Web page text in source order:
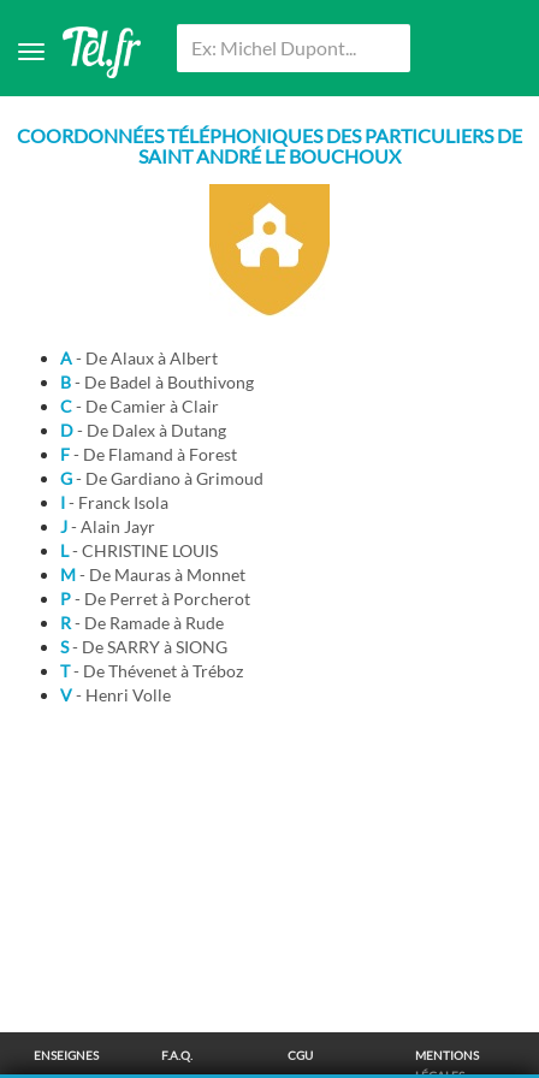
COORDONNÉES TÉLÉPHONIQUES DES PARTICULIERS DE
SAINT ANDRÉ LE BOUCHOUX
A
- De Alaux à Albert
B
- De Badel à Bouthivong
C
- De Camier à Clair
D
- De Dalex à Dutang
F
- De Flamand à Forest
G
- De Gardiano à Grimoud
I
- Franck Isola
J
- Alain Jayr
L
- CHRISTINE LOUIS
M
- De Mauras à Monnet
P
- De Perret à Porcherot
R
- De Ramade à Rude
S
- De SARRY à SIONG
T
- De Thévenet à Tréboz
V
- Henri Volle
ENSEIGNES F.A.Q. CGU
MENTIONS